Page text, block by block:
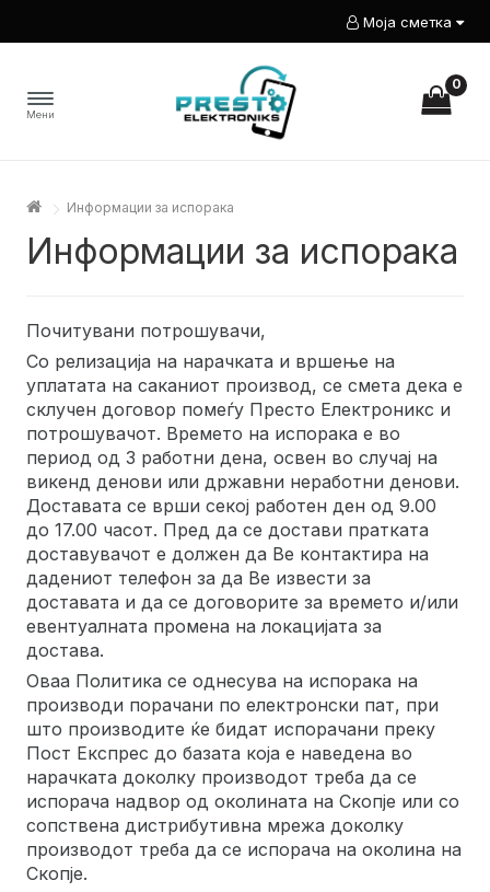
Моја сметка
Мени
0
Информации за испорака
Информации за испорака
Почитувани потрошувачи,
Со релизација на нарачката и вршење на
уплатата на саканиот производ, се смета дека е
склучен договор помеѓу Престо Електроникс и
потрошувачот. Времето на испорака е во
период од 3 работни дена, освен во случај на
викенд денови или државни неработни денови.
Доставата се врши секој работен ден од 9.00
до 17.00 часот. Пред да се достави пратката
доставувачот е должен да Ве контактира на
дадениот телефон за да Ве извести за
доставата и да се договорите за времето и/или
евентуалната промена на локацијата за
достава.
Оваа Политика се однесува на испорака на
производи порачани по електронски пат, при
што производите ќе бидат испорачани преку
Пост Експрес до базата која е наведена во
нарачката доколку производот треба да се
испорача надвор од околината на Скопје или со
сопствена дистрибутивна мрежа доколку
производот треба да се испорача на околина на
Скопје.